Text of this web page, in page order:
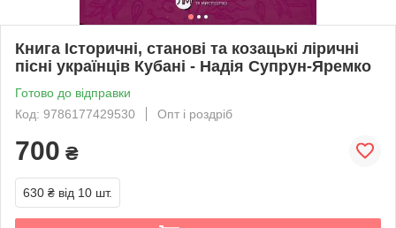
Книга Історичні, станові та козацькі ліричні
пісні українців Кубані - Надія Супрун-Яремко
Готово до відправки
Код: 9786177429530
Опт і роздріб
700 ₴
630 ₴ від 10 шт.